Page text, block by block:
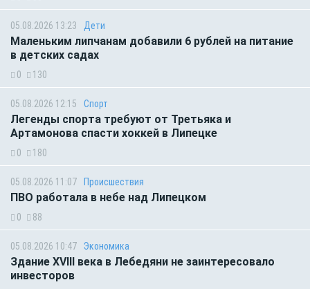
05.08.2026 13:23 Дети
Маленьким липчанам добавили 6 рублей на питание
в детских садах
0 130
05.08.2026 12:15 Спорт
Легенды спорта требуют от Третьяка и
Артамонова спасти хоккей в Липецке
0 180
05.08.2026 11:07 Происшествия
ПВО работала в небе над Липецком
0 88
05.08.2026 10:47 Экономика
Здание XVIII века в Лебедяни не заинтересовало
инвесторов